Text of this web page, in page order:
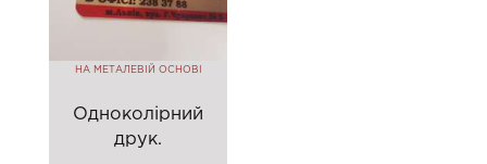
НА МЕТАЛЕВІЙ ОСНОВІ
Одноколірний
друк.